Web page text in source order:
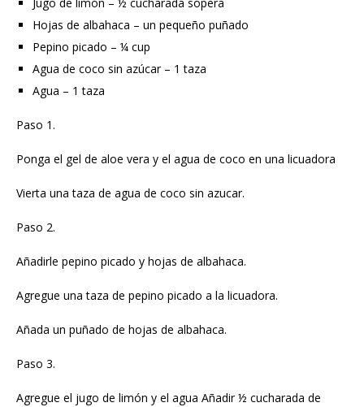
Hojas de albahaca – un pequeño puñado
Pepino picado – ¼ cup
Agua de coco sin azúcar – 1 taza
Agua – 1 taza
Paso 1.
Ponga el gel de aloe vera y el agua de coco en una licuadora
Vierta una taza de agua de coco sin azucar.
Paso 2.
Añadirle pepino picado y hojas de albahaca.
Agregue una taza de pepino picado a la licuadora.
Añada un puñado de hojas de albahaca.
Paso 3.
Agregue el jugo de limón y el agua Añadir ½ cucharada de